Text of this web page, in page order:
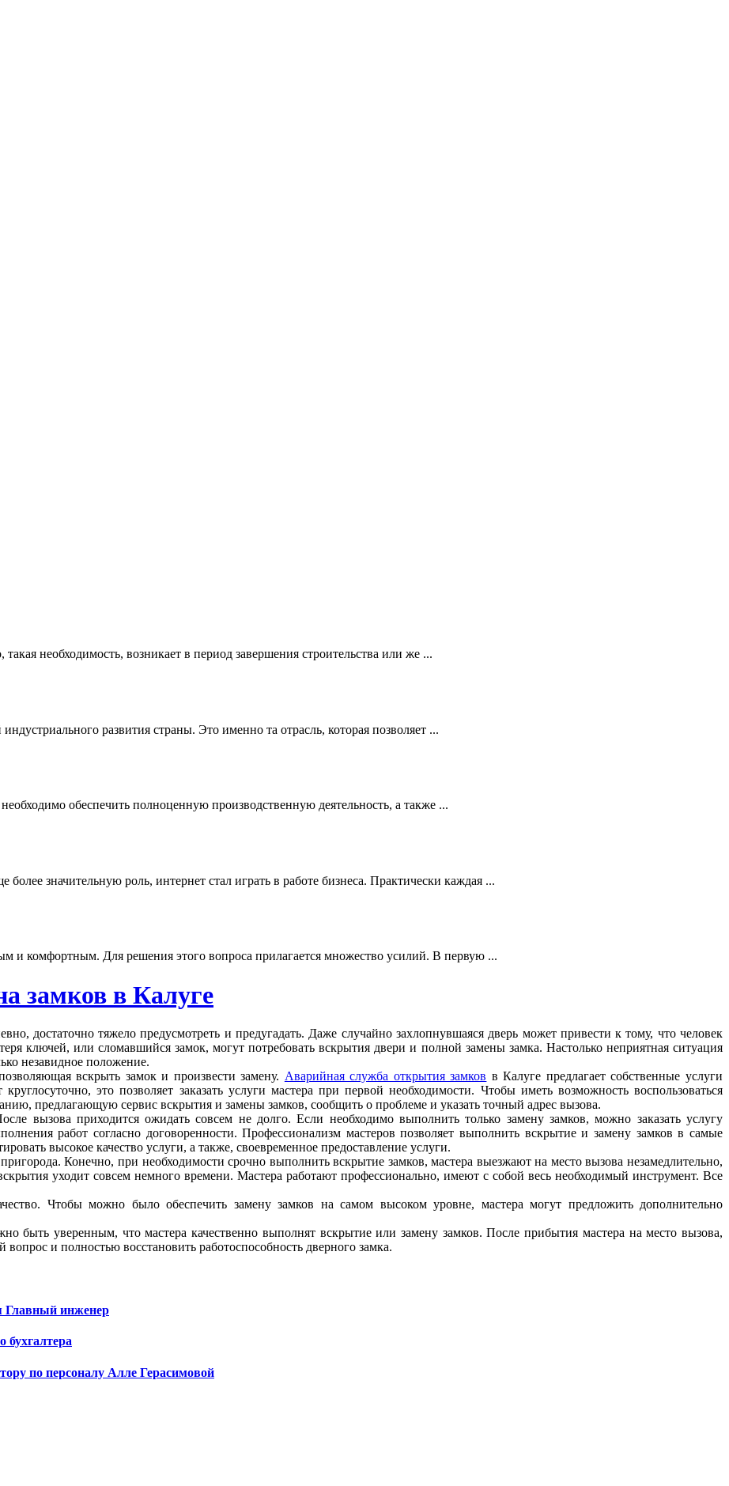
необходимость, возникает в период завершения строительства или же ...
развития страны. Это именно та отрасль, которая позволяет ...
обеспечить полноценную производственную деятельность, а также ...
значительную роль, интернет стал играть в работе бизнеса. Практически каждая ...
и комфортным. Для решения этого вопроса прилагается множество усилий. В первую ...
замков в Калуге
достаточно тяжело предусмотреть и предугадать. Даже случайно захлопнувшаяся дверь может привести к тому, что человек
ключей, или сломавшийся замок, могут потребовать вскрытия двери и полной замены замка. Настолько неприятная ситуация
незавидное положение.
вскрыть замок и произвести замену. Аварийная служба открытия замков в Калуге предлагает собственные услуги
это позволяет заказать услуги мастера при первой необходимости. Чтобы иметь возможность воспользоваться
предлагающую сервис вскрытия и замены замков, сообщить о проблеме и указать точный адрес вызова.
вызова приходится ожидать совсем не долго. Если необходимо выполнить только замену замков, можно заказать услугу
работ согласно договоренности. Профессионализм мастеров позволяет выполнить вскрытие и замену замков в самые
высокое качество услуги, а также, своевременное предоставление услуги.
Конечно, при необходимости срочно выполнить вскрытие замков, мастера выезжают на место вызова незамедлительно,
уходит совсем немного времени. Мастера работают профессионально, имеют с собой весь необходимый инструмент. Все
Чтобы можно было обеспечить замену замков на самом высоком уровне, мастера могут предложить дополнительно
быть уверенным, что мастера качественно выполнят вскрытие или замену замков. После прибытия мастера на место вызова,
и полностью восстановить работоспособность дверного замка.
Главный инженер
бухгалтера
по персоналу Алле Герасимовой